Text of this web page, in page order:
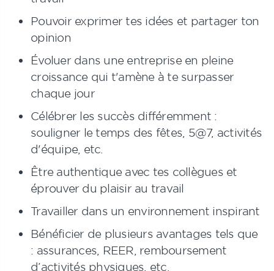
Pouvoir exprimer tes idées et partager ton
opinion
Évoluer dans une entreprise en pleine
croissance qui t'amène à te surpasser
chaque jour
Célébrer les succès différemment :
souligner le temps des fêtes, 5@7, activités
d'équipe, etc.
Être authentique avec tes collègues et
éprouver du plaisir au travail
Travailler dans un environnement inspirant
Bénéficier de plusieurs avantages tels que
: assurances, REER, remboursement
d’activités physiques, etc.